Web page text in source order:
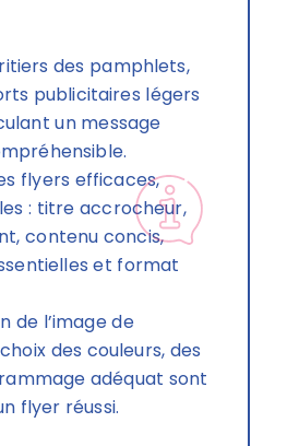
des pamphlets,
publicitaires légers
un message
flyers efficaces,
: titre accrocheur,
contenu concis,
et format
de l’image de
des couleurs, des
adéquat sont
flyer réussi.